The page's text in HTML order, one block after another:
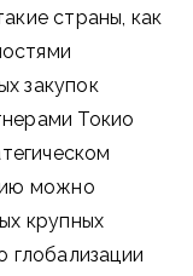
страны, как
закупок
Токио
можно
крупных
глобализации